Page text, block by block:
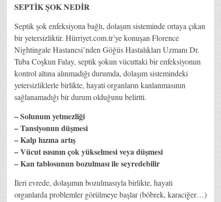
SEPTİK ŞOK NEDİR
Septik şok enfeksiyona bağlı, dolaşım sisteminde ortaya çıkan
bir yetersizliktir. Hürriyet.com.tr’ye konuşan Florence
Nightingale Hastanesi’nden Göğüs Hastalıkları Uzmanı Dr.
Tuba Coşkun Falay, septik şokun vücuttaki bir enfeksiyonun
kontrol altına alınmadığı durumda, dolaşım sistemindeki
yetersizliklerle birlikte, hayati organların kanlanmasının
sağlanamadığı bir durum olduğunu belirtti.
– Solunum yetmezliği
– Tansiyonun düşmesi
– Kalp hızına artış
– Vücut ısısının çok yükselmesi veya düşmesi
– Kan tablosunun bozulması ile seyredebilir
İleri evrede, dolaşımın bozulmasıyla birlikte, hayati
organlarda problemler görülmeye başlar (böbrek, karaciğer…)